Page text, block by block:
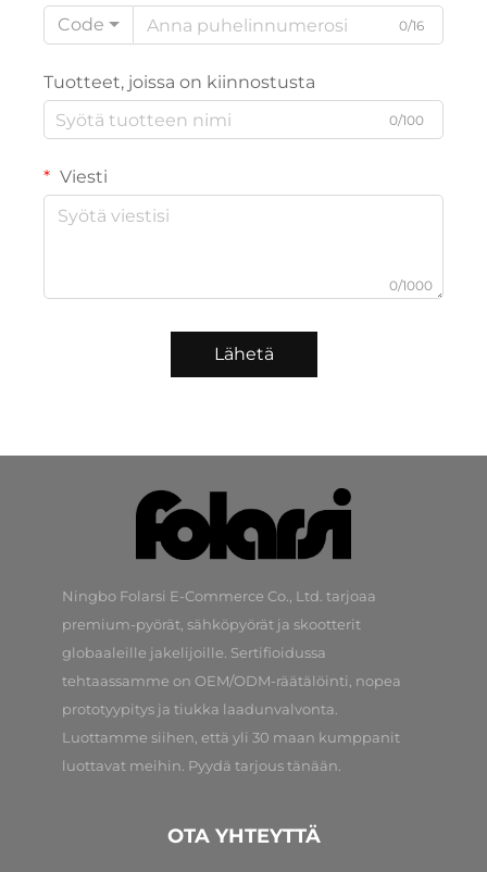
Code
0/16
Tuotteet, joissa on kiinnostusta
0/100
Viesti
0/1000
Lähetä
Ningbo Folarsi E-Commerce Co., Ltd. tarjoaa
premium-pyörät, sähköpyörät ja skootterit
globaaleille jakelijoille. Sertifioidussa
tehtaassamme on OEM/ODM-räätälöinti, nopea
prototyypitys ja tiukka laadunvalvonta.
Luottamme siihen, että yli 30 maan kumppanit
luottavat meihin. Pyydä tarjous tänään.
OTA YHTEYTTÄ